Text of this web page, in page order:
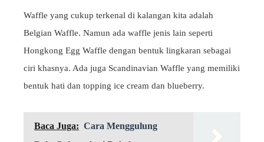
Waffle yang cukup terkenal di kalangan kita adalah
Belgian Waffle. Namun ada waffle jenis lain seperti
Hongkong Egg Waffle dengan bentuk lingkaran sebagai
ciri khasnya. Ada juga Scandinavian Waffle yang memiliki
bentuk hati dan topping ice cream dan blueberry.
Baca Juga: Cara Menggulung